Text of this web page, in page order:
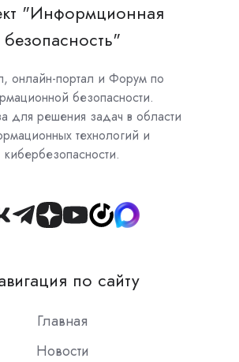
"Информционная
безопасность"
онлайн-портал и Форум по
безопасности.
для решения задач в области
технологий и
кибербезопасности.
Join
Slack
по сайту
Главная
Новости